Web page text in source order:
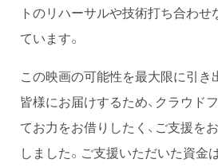
トのリハーサルや技術打ち合わせ
ています。
この映画の可能性を最大限に引き
皆様にお届けするため、クラウド
てお力をお借りしたく、ご支援を
しました。ご支援いただいた資金